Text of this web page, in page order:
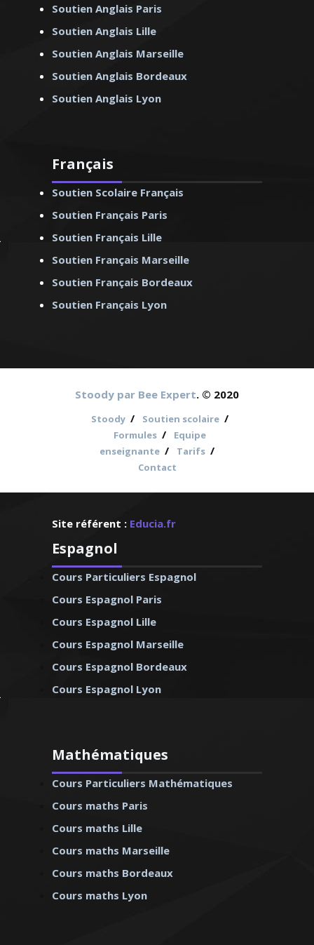
Soutien Anglais Paris
Soutien Anglais Lille
Soutien Anglais Marseille
Soutien Anglais Bordeaux
Soutien Anglais Lyon
Français
Soutien Scolaire Français
Soutien Français Paris
Soutien Français Lille
Soutien Français Marseille
Soutien Français Bordeaux
Soutien Français Lyon
Stoody par Bee Expert. © 2020
Stoody / Soutien scolaire /
Formules /
Equipe
enseignante / Tarifs /
Contact
Site référent : Educia.fr
Espagnol
Cours Particuliers Espagnol
Cours Espagnol Paris
Cours Espagnol Lille
Cours Espagnol Marseille
Cours Espagnol Bordeaux
Cours Espagnol Lyon
Mathématiques
Cours Particuliers Mathématiques
Cours maths Paris
Cours maths Lille
Cours maths Marseille
Cours maths Bordeaux
Cours maths Lyon